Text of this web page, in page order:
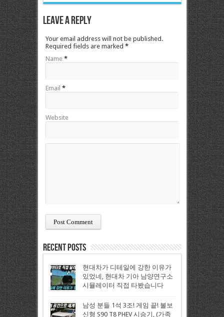
Leave a Reply
Your email address will not be published.
Required fields are marked *
Name *
Email *
Website
Recent Posts
현대차가 디테일에 강한 이유가
있었네, 현대차 기아 남양연구소
시뮬레이터 직접 타봤습니다
남성 분들 1석 3조! 게임 끝! 볼보
신형 S90 T8 PHEV 시승기, (가족